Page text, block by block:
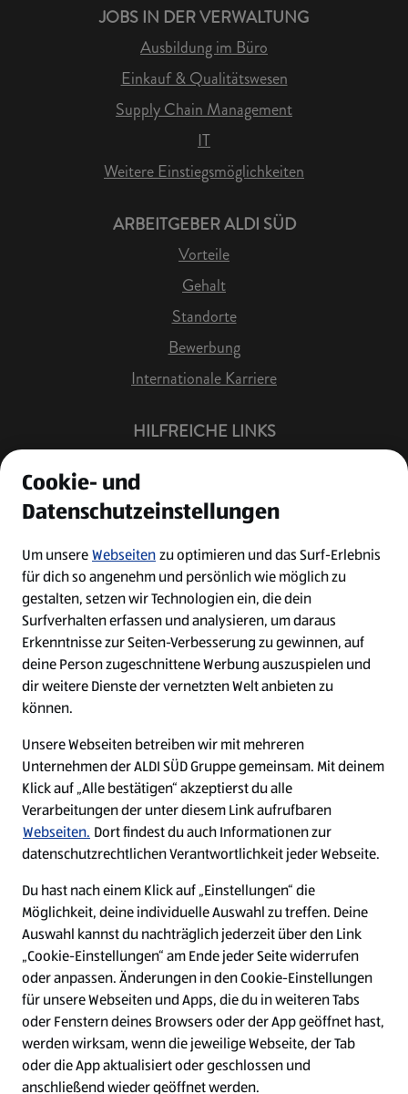
JOBS IN DER VERWALTUNG
Ausbildung im Büro
Einkauf & Qualitätswesen
Supply Chain Management
IT
Weitere Einstiegsmöglichkeiten
ARBEITGEBER ALDI SÜD
Vorteile
Gehalt
Standorte
Bewerbung
Internationale Karriere
HILFREICHE LINKS
Job Benachrichtigung
Bewerberkonto
Leichte Sprache
Kontakt
W
i
r
d
a
u
f
W
i
r
d
a
u
f
W
i
r
d
a
u
f
W
i
r
d
a
Cookie - Liste
Datenschutz
Cookie- und
Datenschutzeinstellungen
Um unsereWebseitenzu optimieren und das Surf-Erlebnis
für dich so angenehm und persönlich wie möglich zu
gestalten, setzen wir Technologien ein, die dein
Surfverhalten erfassen und analysieren, um daraus
Erkenntnisse zur Seiten-Verbesserung zu gewinnen, auf
deine Person zugeschnittene Werbung auszuspielen und
dir weitere Dienste der vernetzten Welt anbieten zu
können.
Unsere Webseiten betreiben wir mit mehreren
Unternehmen der ALDI SÜD Gruppe gemeinsam. Mit deinem
Klick auf „Alle bestätigen“ akzeptierst du alle
Verarbeitungen der unter diesem Link aufrufbaren
Webseiten. Dort findest du auch Informationen zur
datenschutzrechtlichen Verantwortlichkeit jeder Webseite.
Du hast nach einem Klick auf „Einstellungen“ die
Möglichkeit, deine individuelle Auswahl zu treffen. Deine
Auswahl kannst du nachträglich jederzeit über den Link
„Cookie-Einstellungen“ am Ende jeder Seite widerrufen
oder anpassen. Änderungen in den Cookie-Einstellungen
für unsere Webseiten und Apps, die du in weiteren Tabs
oder Fenstern deines Browsers oder der App geöffnet hast,
werden wirksam, wenn die jeweilige Webseite, der Tab
oder die App aktualisiert oder geschlossen und
anschließend wieder geöffnet werden.